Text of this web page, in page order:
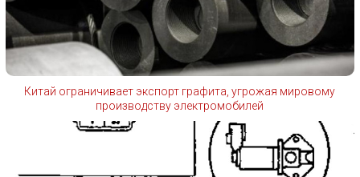
Китай ограничивает экспорт графита, угрожая мировому
производству электромобилей